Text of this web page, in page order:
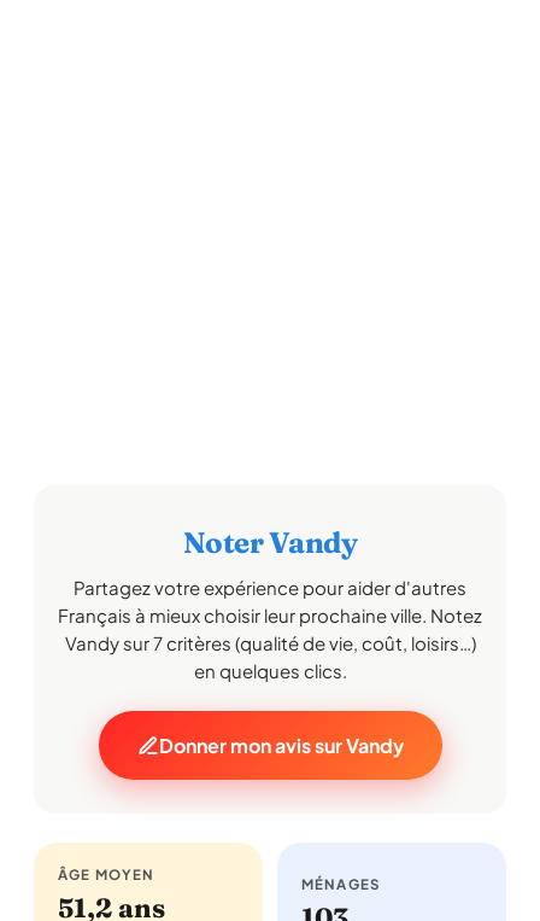
Noter Vandy
Partagez votre expérience pour aider d'autres
Français à mieux choisir leur prochaine ville. Notez
Vandy sur 7 critères (qualité de vie, coût, loisirs…)
en quelques clics.
Donner mon avis sur Vandy
ÂGE MOYEN
51,2 ans
MÉNAGES